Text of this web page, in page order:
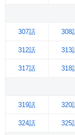
307話 308
312話 313
317話 318
319話 320
324話 325